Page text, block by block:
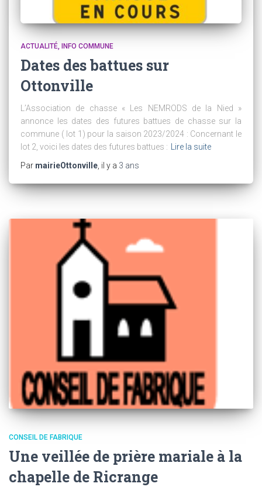
ACTUALITÉ INFO COMMUNE
Dates des battues sur
Ottonville
L’Association de chasse « Les NEMRODS de la Nied »
annonce les dates des futures battues de chasse sur la
commune ( lot 1) pour la saison 2023/2024 : Concernant le
lot 2, voici les dates des futures battues :
Lire la suite
Par mairieOttonville , il y a 3 ans
CONSEIL DE FABRIQUE
Une veillée de prière mariale à la
chapelle de Ricrange